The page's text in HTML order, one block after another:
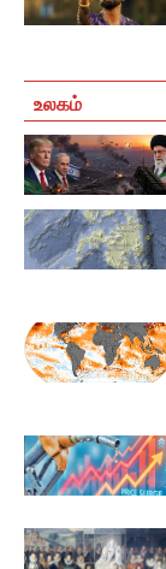
உலகம்